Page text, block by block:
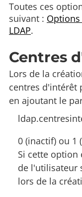
Toutes ces
suivant :
LDAP.
Centres
Lors de la
centres d'intérêt
en ajoutant le
0 (inactif) ou 1
Si cette option
de l'utilisateur
lors de la